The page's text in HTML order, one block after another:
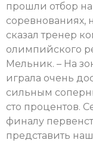
прошли отбор
соревнованиях,
сказал тренер
олимпийского
Мельник. – На
играла очень
сильным
сто процентов.
финалу
представить